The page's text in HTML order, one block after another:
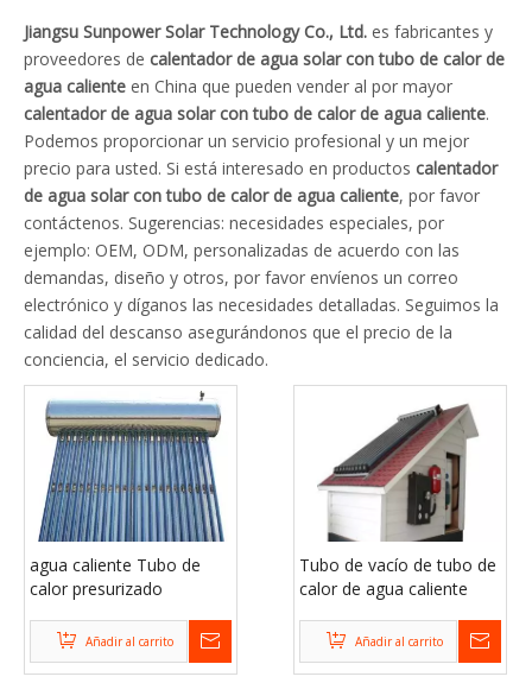
Jiangsu Sunpower Solar Technology Co., Ltd. es fabricantes y
proveedores de calentador de agua solar con tubo de calor de
agua caliente en China que pueden vender al por mayor
calentador de agua solar con tubo de calor de agua caliente.
Podemos proporcionar un servicio profesional y un mejor
precio para usted. Si está interesado en productos calentador
de agua solar con tubo de calor de agua caliente, por favor
contáctenos. Sugerencias: necesidades especiales, por
ejemplo: OEM, ODM, personalizadas de acuerdo con las
demandas, diseño y otros, por favor envíenos un correo
electrónico y díganos las necesidades detalladas. Seguimos la
calidad del descanso asegurándonos que el precio de la
conciencia, el servicio dedicado.
agua caliente Tubo de
calor presurizado
(SPP)
Añadir al carrito
Tubo de vacío de tubo de
calor de agua caliente
Añadir al carrito